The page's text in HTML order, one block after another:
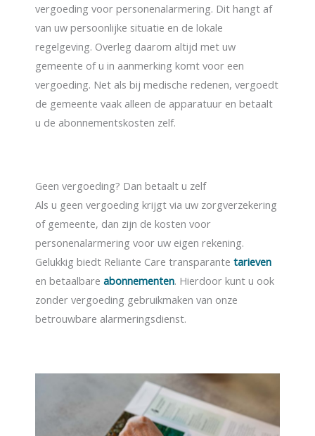
vergoeding voor personenalarmering. Dit hangt af
van uw persoonlijke situatie en de lokale
regelgeving. Overleg daarom altijd met uw
gemeente of u in aanmerking komt voor een
vergoeding. Net als bij medische redenen, vergoedt
de gemeente vaak alleen de apparatuur en betaalt
u de abonnementskosten zelf.
Geen vergoeding? Dan betaalt u zelf
Als u geen vergoeding krijgt via uw zorgverzekering
of gemeente, dan zijn de kosten voor
personenalarmering voor uw eigen rekening.
Gelukkig biedt Reliante Care transparante tarieven
en betaalbare abonnementen. Hierdoor kunt u ook
zonder vergoeding gebruikmaken van onze
betrouwbare alarmeringsdienst.